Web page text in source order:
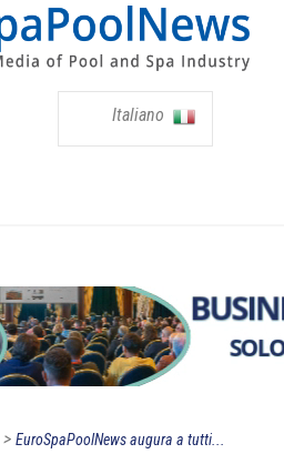
Italiano
> EuroSpaPoolNews augura a tutti...